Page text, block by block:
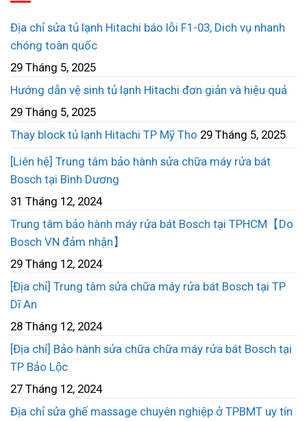
Địa chỉ sửa tủ lạnh Hitachi báo lỗi F1-03, Dich vụ nhanh
chóng toàn quốc
29 Tháng 5, 2025
Hướng dẫn vệ sinh tủ lạnh Hitachi đơn giản và hiệu quả
29 Tháng 5, 2025
Thay block tủ lạnh Hitachi TP Mỹ Tho 29 Tháng 5, 2025
[Liên hệ] Trung tâm bảo hành sửa chữa máy rửa bát
Bosch tại Bình Dương
31 Tháng 12, 2024
Trung tâm bảo hành máy rửa bát Bosch tại TPHCM【Do
Bosch VN đảm nhận】
29 Tháng 12, 2024
[Địa chỉ] Trung tâm sửa chữa máy rửa bát Bosch tại TP
Dĩ An
28 Tháng 12, 2024
[Địa chỉ] Bảo hành sửa chữa chữa máy rửa bát Bosch tại
TP Bảo Lộc
27 Tháng 12, 2024
Địa chỉ sửa ghế massage chuyên nghiệp ở TPBMT uy tín